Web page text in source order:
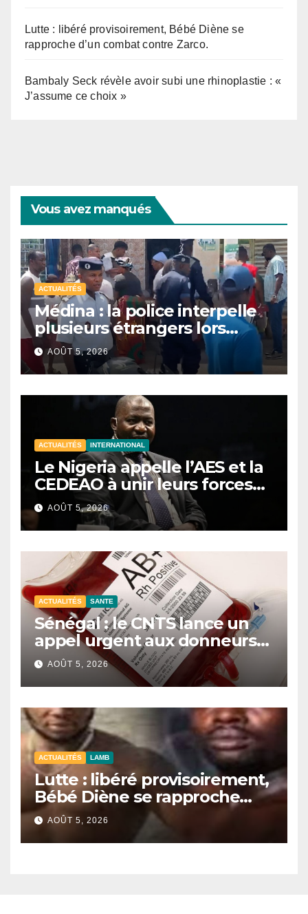
Lutte : libéré provisoirement, Bébé Diène se
rapproche d’un combat contre Zarco.
Bambaly Seck révèle avoir subi une rhinoplastie : «
J’assume ce choix »
Vous avez manqués
ACTUALITÉS
Médina : la police interpelle
plusieurs étrangers lors
d’une opération de
sécurisation
AOÛT 5, 2026
ACTUALITÉS INTERNATIONAL
Le Nigeria appelle l’AES et la
CEDEAO à unir leurs forces
contre le terrorisme
AOÛT 5, 2026
ACTUALITÉS SANTE
Sénégal : le CNTS lance un
appel urgent aux donneurs
face à une pénurie de sang.
AOÛT 5, 2026
ACTUALITÉS LAMB
Lutte : libéré provisoirement,
Bébé Diène se rapproche
d’un combat contre Zarco.
AOÛT 5, 2026